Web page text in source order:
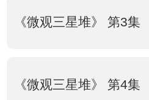
《微观三星堆》 第3集
《微观三星堆》 第4集